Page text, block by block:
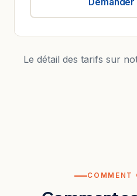
Le détail des tarifs sur
COMMENT